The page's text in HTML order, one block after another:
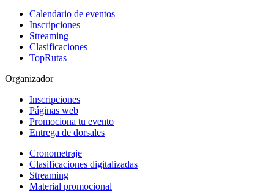
Calendario de eventos
Inscripciones
Streaming
Clasificaciones
TopRutas
Organizador
Inscripciones
Páginas web
Promociona tu evento
Entrega de dorsales
Cronometraje
Clasificaciones digitalizadas
Streaming
Material promocional